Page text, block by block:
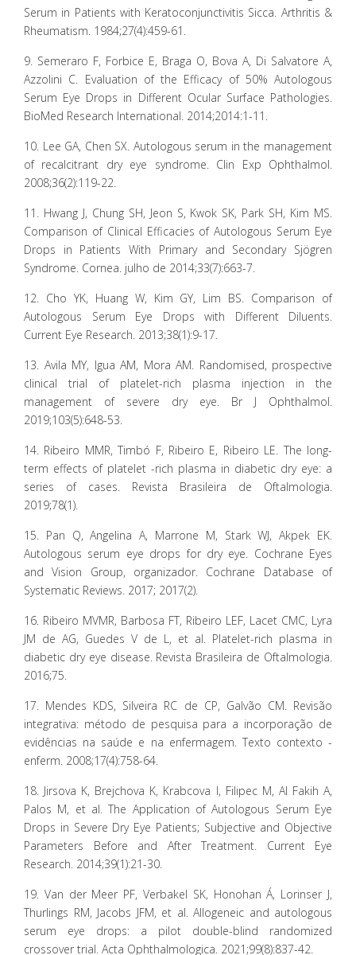
Serum in Patients with Keratoconjunctivitis Sicca. Arthritis &
Rheumatism. 1984;27(4):459-61.
9. Semeraro F, Forbice E, Braga O, Bova A, Di Salvatore A,
Azzolini C. Evaluation of the Efficacy of 50% Autologous
Serum Eye Drops in Different Ocular Surface Pathologies.
BioMed Research International. 2014;2014:1-11.
10. Lee GA, Chen SX. Autologous serum in the management
of recalcitrant dry eye syndrome. Clin Exp Ophthalmol.
2008;36(2):119-22.
11. Hwang J, Chung SH, Jeon S, Kwok SK, Park SH, Kim MS.
Comparison of Clinical Efficacies of Autologous Serum Eye
Drops in Patients With Primary and Secondary Sjögren
Syndrome. Cornea. julho de 2014;33(7):663-7.
12. Cho YK, Huang W, Kim GY, Lim BS. Comparison of
Autologous Serum Eye Drops with Different Diluents.
Current Eye Research. 2013;38(1):9-17.
13. Avila MY, Igua AM, Mora AM. Randomised, prospective
clinical trial of platelet-rich plasma injection in the
management of severe dry eye. Br J Ophthalmol.
2019;103(5):648-53.
14. Ribeiro MMR, Timbó F, Ribeiro E, Ribeiro LE. The long-
term effects of platelet -rich plasma in diabetic dry eye: a
series of cases. Revista Brasileira de Oftalmologia.
2019;78(1).
15. Pan Q, Angelina A, Marrone M, Stark WJ, Akpek EK.
Autologous serum eye drops for dry eye. Cochrane Eyes
and Vision Group, organizador. Cochrane Database of
Systematic Reviews. 2017; 2017(2).
16. Ribeiro MVMR, Barbosa FT, Ribeiro LEF, Lacet CMC, Lyra
JM de AG, Guedes V de L, et al. Platelet-rich plasma in
diabetic dry eye disease. Revista Brasileira de Oftalmologia.
2016;75.
17. Mendes KDS, Silveira RC de CP, Galvão CM. Revisão
integrativa: método de pesquisa para a incorporação de
evidências na saúde e na enfermagem. Texto contexto -
enferm. 2008;17(4):758-64.
18. Jirsova K, Brejchova K, Krabcova I, Filipec M, Al Fakih A,
Palos M, et al. The Application of Autologous Serum Eye
Drops in Severe Dry Eye Patients; Subjective and Objective
Parameters Before and After Treatment. Current Eye
Research. 2014;39(1):21-30.
19. Van der Meer PF, Verbakel SK, Honohan Á, Lorinser J,
Thurlings RM, Jacobs JFM, et al. Allogeneic and autologous
serum eye drops: a pilot double-blind randomized
crossover trial. Acta Ophthalmologica. 2021;99(8):837-42.